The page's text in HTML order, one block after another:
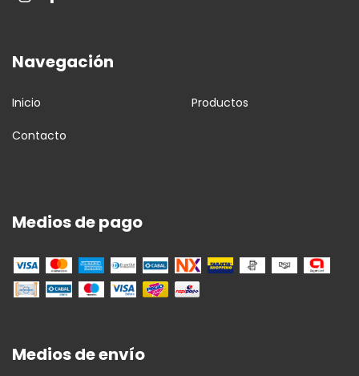
Navegación
Inicio Productos
Contacto
Medios de pago
Medios de envío